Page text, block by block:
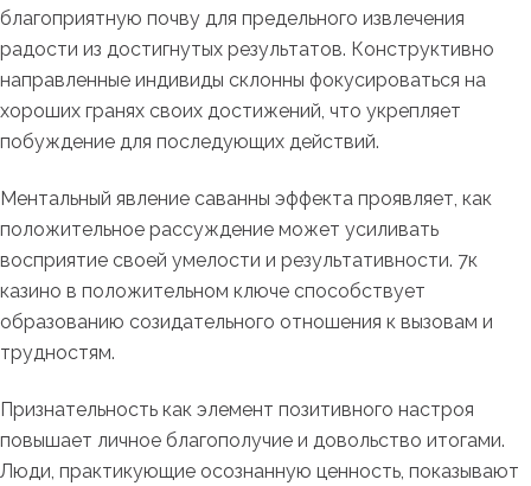
благоприятную почву для предельного извлечения
радости из достигнутых результатов. Конструктивно
направленные индивиды склонны фокусироваться на
хороших гранях своих достижений, что укрепляет
побуждение для последующих действий.
Ментальный явление саванны эффекта проявляет, как
положительное рассуждение может усиливать
восприятие своей умелости и результативности. 7к
казино в положительном ключе способствует
образованию созидательного отношения к вызовам и
трудностям.
Признательность как элемент позитивного настроя
повышает личное благополучие и довольство итогами.
Люди, практикующие осознанную ценность, показывают